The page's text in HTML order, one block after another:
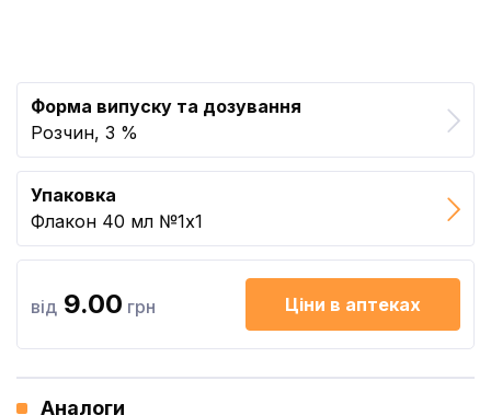
Форма випуску та дозування
Розчин, 3 %
Упаковка
Флакон 40 мл №1x1
від 9.00 грн Ціни в аптеках
Аналоги